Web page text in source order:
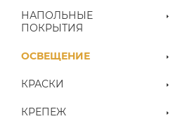
НАПОЛЬНЫЕ
ПОКРЫТИЯ
ОСВЕЩЕНИЕ
КРАСКИ
КРЕПЕЖ